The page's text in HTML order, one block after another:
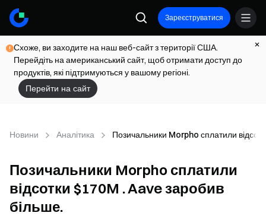
Зареєструватися
Схоже, ви заходите на наш веб-сайт з території США.
Перейдіть на американський сайт, щоб отримати доступ до
продуктів, які підтримуються у вашому регіоні.
Перейти на сайт
Новини Аналітика Позичальники Morpho сплатили
Позичальники Morpho сплатили
відсотки $170M . Aave заробив
більше.